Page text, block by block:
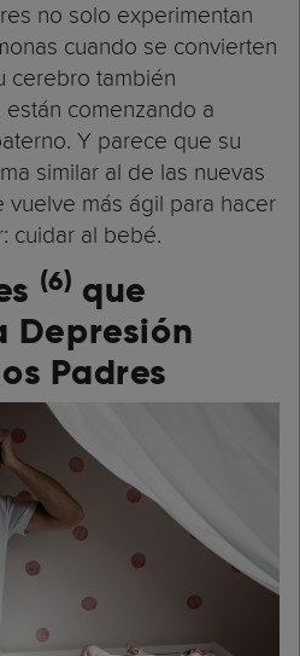
no solo experimentan
cuando se convierten
cerebro también
comenzando a
Y parece que su
similar al de las nuevas
vuelve más ágil para hacer
cuidar al bebé.
(6) que
Depresión
Padres